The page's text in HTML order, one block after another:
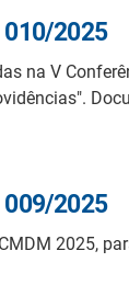
010/2025
na V
009/2025
2025,